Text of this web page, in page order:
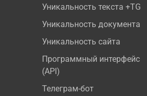
Уникальность текста +TG
Уникальность документа
Уникальность сайта
Программный интерфейс
(API)
Телеграм-бот